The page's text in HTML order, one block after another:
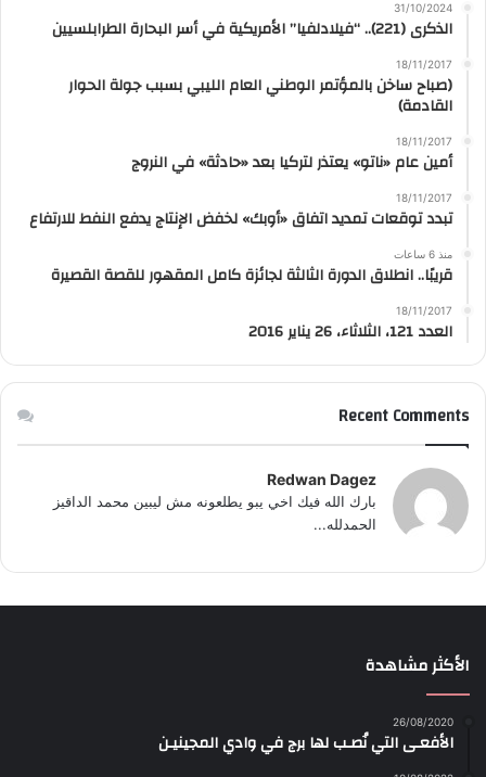
31/10/2024
الذكرى (221).. “فيلادلفيا” الأمريكية في أسر البحارة الطرابلسيين
18/11/2017
(صباح ساخن بالمؤتمر الوطني العام الليبي بسبب جولة الحوار
القادمة)
18/11/2017
أمين عام «ناتو» يعتذر لتركيا بعد «حادثة» في النروج
18/11/2017
تبدد توقعات تمديد اتفاق «أوبك» لخفض الإنتاج يدفع النفط للارتفاع
منذ 6 ساعات
قريبًا.. انطلاق الدورة الثالثة لجائزة كامل المقهور للقصة القصيرة
18/11/2017
العدد 121، الثلاثاء، 26 يناير 2016
Recent Comments
Redwan Dagez
بارك الله فيك اخي يبو يطلعونه مش ليبين محمد الداقيز
الحمدلله...
الأكثر مشاهدة
26/08/2020
الأفعـى التي نُصـب لها برج في وادي المجينيـن